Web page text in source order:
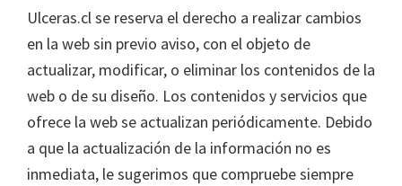
Ulceras.cl se reserva el derecho a realizar cambios
en la web sin previo aviso, con el objeto de
actualizar, modificar, o eliminar los contenidos de la
web o de su diseño. Los contenidos y servicios que
ofrece la web se actualizan periódicamente. Debido
a que la actualización de la información no es
inmediata, le sugerimos que compruebe siempre